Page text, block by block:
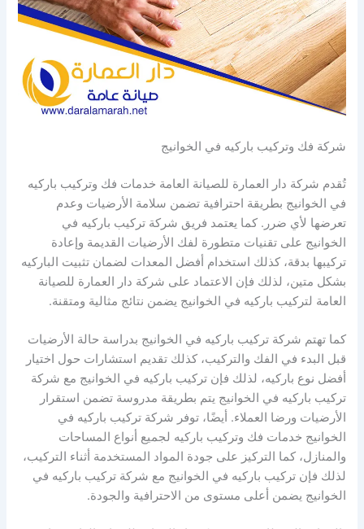
شركة فك وتركيب باركيه في الخوانيج
تُقدم شركة دار العمارة للصيانة العامة خدمات فك وتركيب باركيه
في الخوانيج بطريقة احترافية تضمن سلامة الأرضيات وعدم
تعرضها لأي ضرر. كما يعتمد فريق شركة تركيب باركيه في
الخوانيج على تقنيات متطورة لفك الأرضيات القديمة وإعادة
تركيبها بدقة، كذلك استخدام أفضل المعدات لضمان تثبيت الباركيه
بشكل متين، لذلك فإن الاعتماد على شركة دار العمارة للصيانة
العامة لتركيب باركيه في الخوانيج يضمن نتائج مثالية ومتقنة.
كما تهتم شركة تركيب باركيه في الخوانيج بدراسة حالة الأرضيات
قبل البدء في الفك والتركيب، كذلك تقديم استشارات حول اختيار
أفضل نوع باركيه، لذلك فإن تركيب باركيه في الخوانيج مع شركة
تركيب باركيه في الخوانيج يتم بطريقة مدروسة تضمن استقرار
الأرضيات ورضا العملاء. أيضًا، توفر شركة تركيب باركيه في
الخوانيج خدمات فك وتركيب باركيه لجميع أنواع المساحات
والمنازل، كما التركيز على جودة المواد المستخدمة أثناء التركيب،
لذلك فإن تركيب باركيه في الخوانيج مع شركة تركيب باركيه في
الخوانيج يضمن أعلى مستوى من الاحترافية والجودة.